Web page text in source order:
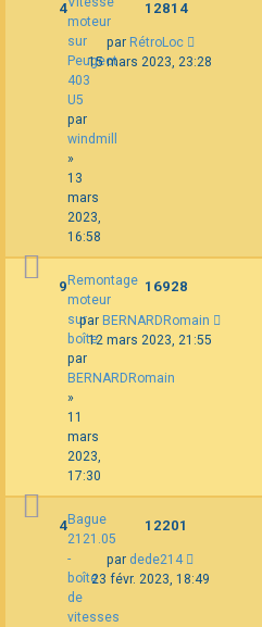
moteur
sur
Peugeot
403
U5
par
windmill
»
13
mars
2023,
16:58
4 12814
par RétroLoc
15 mars 2023, 23:28
Remontage
moteur
sur
boîte
par
BERNARDRomain
»
11
mars
2023,
17:30
9 16928
par BERNARDRomain
12 mars 2023, 21:55
Bague
2121.05
-
boîte
de
vitesses
4 12201
par dede214
23 févr. 2023, 18:49